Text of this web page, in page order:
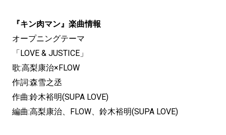
『キン肉マン』楽曲情報
オープニングテーマ
「LOVE & JUSTICE」
歌:高梨康治×FLOW
作詞:森雪之丞
作曲:鈴木裕明(SUPA LOVE)
編曲:高梨康治、FLOW、鈴木裕明(SUPA LOVE)